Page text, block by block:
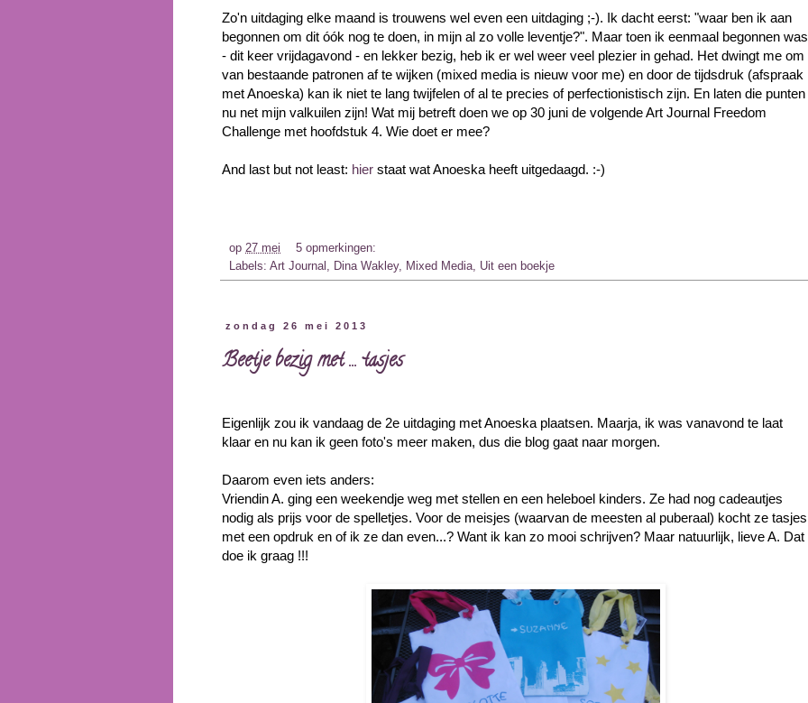
Zo'n uitdaging elke maand is trouwens wel even een uitdaging ;-). Ik dacht eerst: "waar ben ik aan
begonnen om dit óók nog te doen, in mijn al zo volle leventje?". Maar toen ik eenmaal begonnen was
- dit keer vrijdagavond - en lekker bezig, heb ik er wel weer veel plezier in gehad. Het dwingt me om
van bestaande patronen af te wijken (mixed media is nieuw voor me) en door de tijdsdruk (afspraak
met Anoeska) kan ik niet te lang twijfelen of al te precies of perfectionistisch zijn. En laten die punten
nu net mijn valkuilen zijn! Wat mij betreft doen we op 30 juni de volgende Art Journal Freedom
Challenge met hoofdstuk 4. Wie doet er mee?
And last but not least: hier staat wat Anoeska heeft uitgedaagd. :-)
op 27 mei
5 opmerkingen:
Labels: Art Journal , Dina Wakley, Mixed Media, Uit een boekje
zondag 26 mei 2013
Beetje bezig met ... tasjes
Eigenlijk zou ik vandaag de 2e uitdaging met Anoeska plaatsen. Maarja, ik was vanavond te laat
klaar en nu kan ik geen foto's meer maken, dus die blog gaat naar morgen.
Daarom even iets anders:
Vriendin A. ging een weekendje weg met stellen en een heleboel kinders. Ze had nog cadeautjes
nodig als prijs voor de spelletjes. Voor de meisjes (waarvan de meesten al puberaal) kocht ze tasjes
met een opdruk en of ik ze dan even...? Want ik kan zo mooi schrijven? Maar natuurlijk, lieve A. Dat
doe ik graag !!!